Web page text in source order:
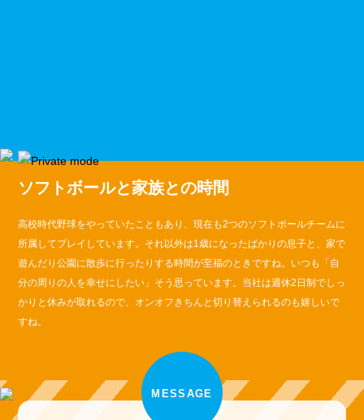
ソフトボールと家族との時間
高校時代野球をやっていたこともあり、現在も2つのソフトボールチームに
所属してプレイしています。それ以外は1歳になったばかりの息子と、家で
遊んだり公園に散歩に行ったりする時間が至福のときですね。いつも「自
分の周りの人を幸せにしたい」そう思っています。当社は週休2日制でしっ
かりと休みが取れるので、オンオフきちんと切り替えられるのも嬉しいで
すね。
MESSAGE